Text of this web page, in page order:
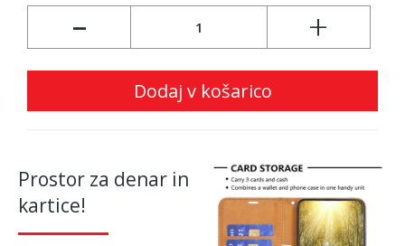
- +
Dodaj v košarico
Prostor za denar in
kartice!